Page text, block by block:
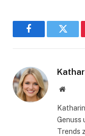
Facebook
Website
Genuss
Trends